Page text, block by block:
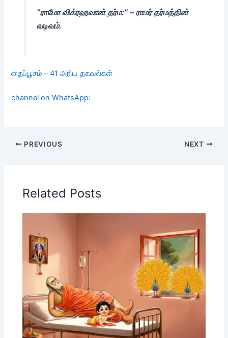
“ராமோ விக்ரஹவான் தர்ம:” – ராமர் தர்மத்தின்
வடிவம்.
தைப்பூசம் – 41 அரிய தகவல்கள்
channel on WhatsApp:
PREVIOUS NEXT
Related Posts